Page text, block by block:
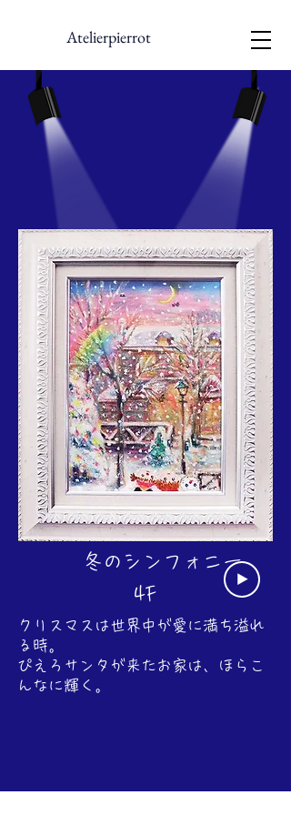
Atelierpierrot
冬のシンフォニー
4F
クリスマスは世界中が愛に満ち溢れ
る時。
ぴえろサンタが来たお家は、ほらこ
んなに輝く。